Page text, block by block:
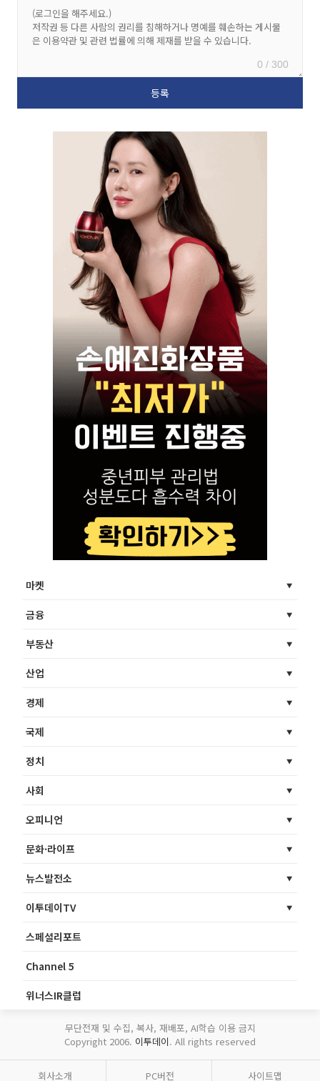
0 / 300
마켓
금융
부동산
산업
경제
국제
정치
사회
오피니언
문화·라이프
뉴스발전소
이투데이TV
스페셜리포트
Channel 5
위너스IR클럽
무단전재 및 수집, 복사, 재배포, AI학습 이용 금지
Copyright 2006. 이투데이. All rights reserved
회사소개 PC버전 사이트맵